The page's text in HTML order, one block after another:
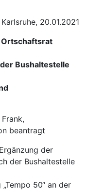
Karlsruhe, 20.01.2021
Ortschaftsrat
Bushaltestelle
beantragt
der
der Bushaltestelle
50“ an der